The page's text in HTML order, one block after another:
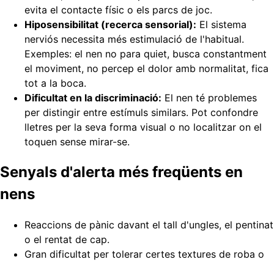
evita el contacte físic o els parcs de joc.
Hiposensibilitat (recerca sensorial): El sistema
nerviós necessita més estimulació de l'habitual.
Exemples: el nen no para quiet, busca constantment
el moviment, no percep el dolor amb normalitat, fica
tot a la boca.
Dificultat en la discriminació: El nen té problemes
per distingir entre estímuls similars. Pot confondre
lletres per la seva forma visual o no localitzar on el
toquen sense mirar-se.
Senyals d'alerta més freqüents en
nens
Reaccions de pànic davant el tall d'ungles, el pentinat
o el rentat de cap.
Gran dificultat per tolerar certes textures de roba o